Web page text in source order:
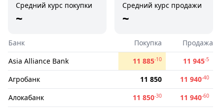
Средний курс покупки
~
Средний курс продажи
~
Банк Покупка
Продажа
Asia Alliance Bank
11 885-10 11 945-5
Агробанк 11 850 11 940-40
Алокабанк 11 850-30 11 940-60